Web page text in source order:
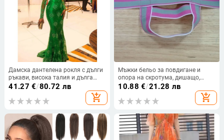
Дамска дантелена рокля с дълги
ръкави, висока талия и дълга
пола, плат: дантела, 95%
41.27 €/80.72 лв
add_shopping_cart
Мъжки бельо за повдигане и
опора на скротума, дишащо,
антибактериално, еластичен
10.88 €/21.28 лв
add_shopping_cart